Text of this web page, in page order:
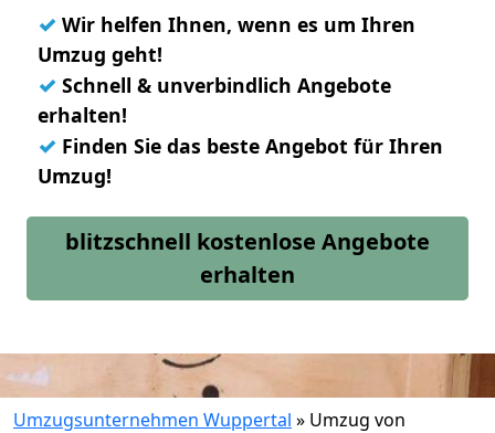
✓ Wir helfen Ihnen, wenn es um Ihren
Umzug geht!
✓ Schnell & unverbindlich Angebote
erhalten!
✓ Finden Sie das beste Angebot für Ihren
Umzug!
blitzschnell kostenlose Angebote
erhalten
Umzugsunternehmen Wuppertal » Umzug von